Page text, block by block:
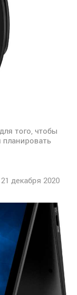
того, чтобы
21 декабря 2020